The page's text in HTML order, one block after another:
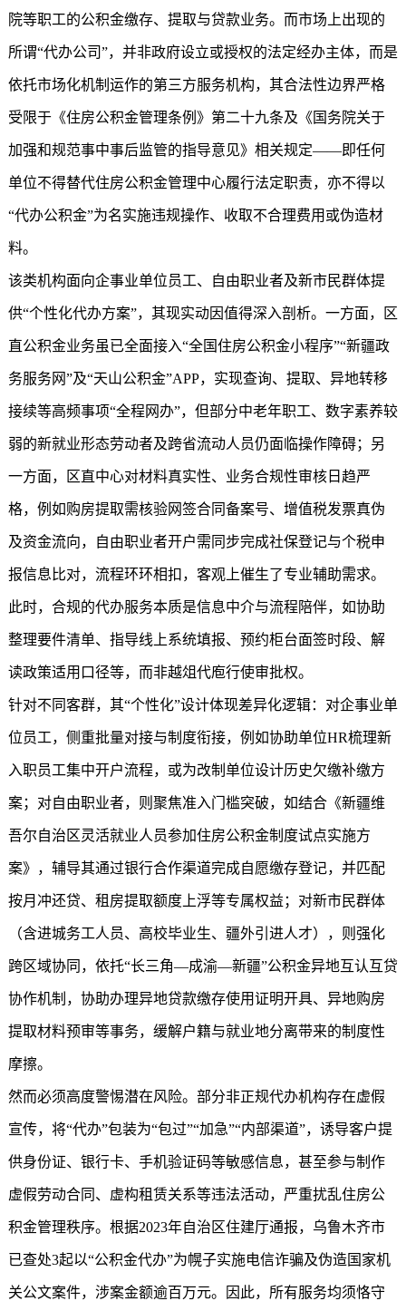
院等职工的公积金缴存、提取与贷款业务。而市场上出现的
所谓“代办公司”，并非政府设立或授权的法定经办主体，而是
依托市场化机制运作的第三方服务机构，其合法性边界严格
受限于《住房公积金管理条例》第二十九条及《国务院关于
加强和规范事中事后监管的指导意见》相关规定——即任何
单位不得替代住房公积金管理中心履行法定职责，亦不得以
“代办公积金”为名实施违规操作、收取不合理费用或伪造材
料。
该类机构面向企事业单位员工、自由职业者及新市民群体提
供“个性化代办方案”，其现实动因值得深入剖析。一方面，区
直公积金业务虽已全面接入“全国住房公积金小程序”“新疆政
务服务网”及“天山公积金”APP，实现查询、提取、异地转移
接续等高频事项“全程网办”，但部分中老年职工、数字素养较
弱的新就业形态劳动者及跨省流动人员仍面临操作障碍；另
一方面，区直中心对材料真实性、业务合规性审核日趋严
格，例如购房提取需核验网签合同备案号、增值税发票真伪
及资金流向，自由职业者开户需同步完成社保登记与个税申
报信息比对，流程环环相扣，客观上催生了专业辅助需求。
此时，合规的代办服务本质是信息中介与流程陪伴，如协助
整理要件清单、指导线上系统填报、预约柜台面签时段、解
读政策适用口径等，而非越俎代庖行使审批权。
针对不同客群，其“个性化”设计体现差异化逻辑：对企事业单
位员工，侧重批量对接与制度衔接，例如协助单位HR梳理新
入职员工集中开户流程，或为改制单位设计历史欠缴补缴方
案；对自由职业者，则聚焦准入门槛突破，如结合《新疆维
吾尔自治区灵活就业人员参加住房公积金制度试点实施方
案》，辅导其通过银行合作渠道完成自愿缴存登记，并匹配
按月冲还贷、租房提取额度上浮等专属权益；对新市民群体
（含进城务工人员、高校毕业生、疆外引进人才），则强化
跨区域协同，依托“长三角—成渝—新疆”公积金异地互认互贷
协作机制，协助办理异地贷款缴存使用证明开具、异地购房
提取材料预审等事务，缓解户籍与就业地分离带来的制度性
摩擦。
然而必须高度警惕潜在风险。部分非正规代办机构存在虚假
宣传，将“代办”包装为“包过”“加急”“内部渠道”，诱导客户提
供身份证、银行卡、手机验证码等敏感信息，甚至参与制作
虚假劳动合同、虚构租赁关系等违法活动，严重扰乱住房公
积金管理秩序。根据2023年自治区住建厅通报，乌鲁木齐市
已查处3起以“公积金代办”为幌子实施电信诈骗及伪造国家机
关公文案件，涉案金额逾百万元。因此，所有服务均须恪守